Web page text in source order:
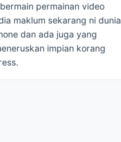
permainan video
maklum sekarang ni dunia
dan ada juga yang
impian korang